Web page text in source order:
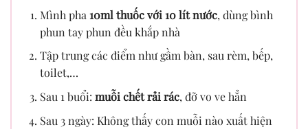
Mình pha 10ml thuốc với 10 lít nước, dùng bình
phun tay phun đều khắp nhà
Tập trung các điểm như gầm bàn, sau rèm, bếp,
toilet,…
Sau 1 buổi: muỗi chết rải rác, đỡ vo ve hẳn
Sau 3 ngày: Không thấy con muỗi nào xuất hiện